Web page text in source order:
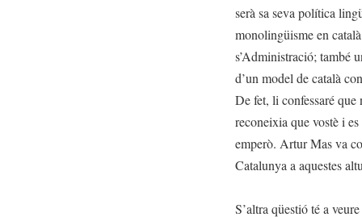
serà sa seva política
monolingüisme en
s’Administració; també
d’un model de català
De fet, li confessaré que
reconeixia que vostè i
emperò. Artur Mas va
Catalunya a aquestes
S’altra qüestió té a